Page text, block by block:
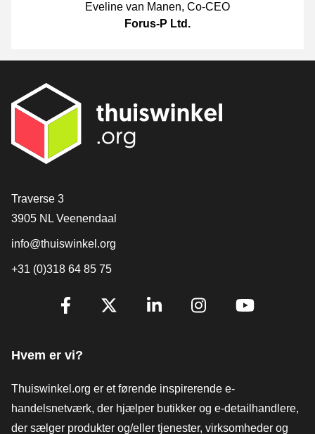
Eveline van Manen, Co-CEO
Forus-P Ltd.
[_General:Contact]
Traverse 3
3905 NL Veenendaal
info@thuiswinkel.org
+31 (0)318 64 85 75
[_General:SocialMediaTitle]
Hvem er vi?
Thuiswinkel.org er et førende inspirerende e-
handelsnetværk, der hjælper butikker og e-detailhandlere,
der sælger produkter og/eller tjenester, virksomheder og